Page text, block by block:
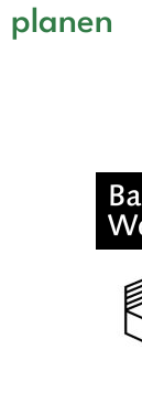
planen